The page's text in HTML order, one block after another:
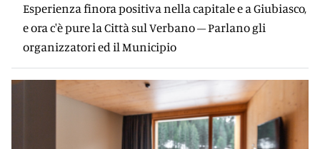
Esperienza finora positiva nella capitale e a Giubiasco,
e ora c'è pure la Città sul Verbano – Parlano gli
organizzatori ed il Municipio